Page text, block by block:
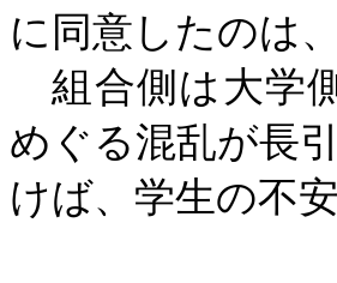
に同意したのは
組合側は大学
めぐる混乱が長引
けば、学生の不